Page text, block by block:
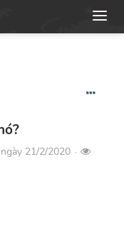
21/2/2020 ●